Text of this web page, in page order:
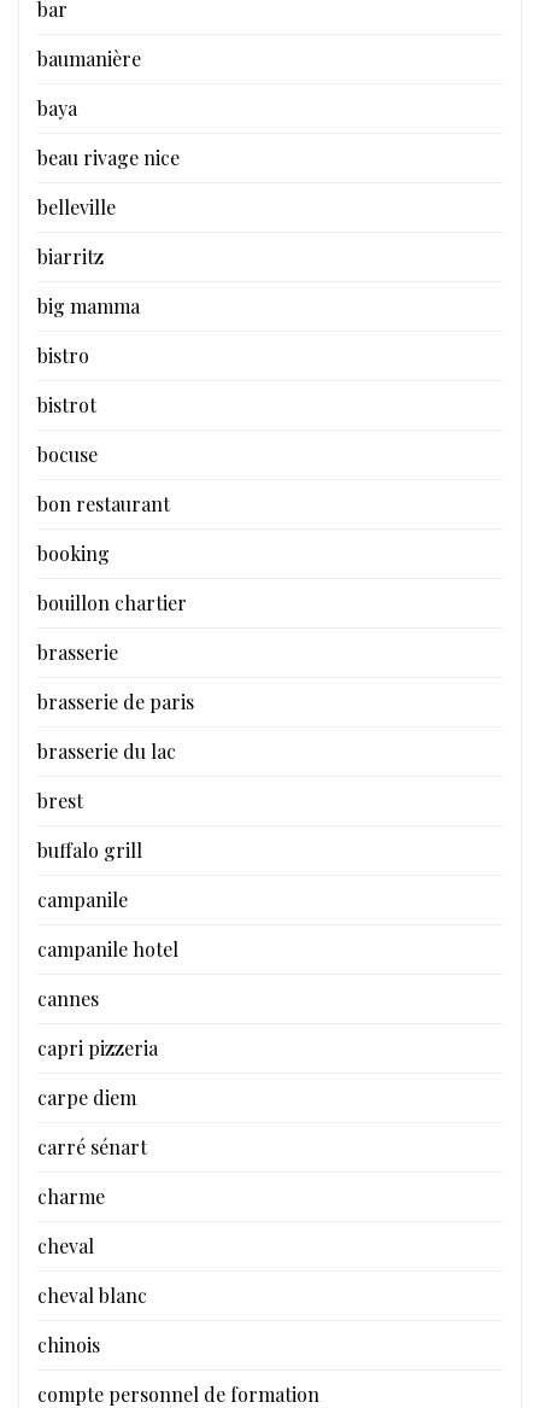
bar
baumanière
baya
beau rivage nice
belleville
biarritz
big mamma
bistro
bistrot
bocuse
bon restaurant
booking
bouillon chartier
brasserie
brasserie de paris
brasserie du lac
brest
buffalo grill
campanile
campanile hotel
cannes
capri pizzeria
carpe diem
carré sénart
charme
cheval
cheval blanc
chinois
compte personnel de formation